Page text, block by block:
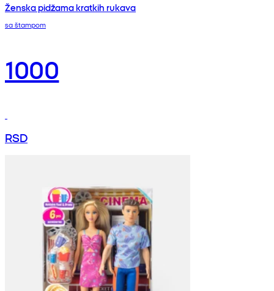
Ženska pidžama kratkih rukava
sa štampom
1000
RSD